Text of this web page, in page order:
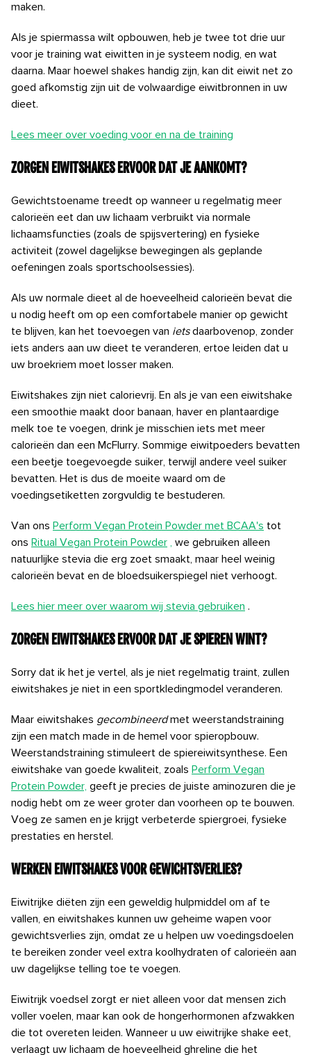
maken.
Als je spiermassa wilt opbouwen, heb je twee tot drie uur
voor je training wat eiwitten in je systeem nodig, en wat
daarna. Maar hoewel shakes handig zijn, kan dit eiwit net zo
goed afkomstig zijn uit de volwaardige eiwitbronnen in uw
dieet.
Lees meer over voeding voor en na de training
Zorgen eiwitshakes ervoor dat je aankomt?
Gewichtstoename treedt op wanneer u regelmatig meer
calorieën eet dan uw lichaam verbruikt via normale
lichaamsfuncties (zoals de spijsvertering) en fysieke
activiteit (zowel dagelijkse bewegingen als geplande
oefeningen zoals sportschoolsessies).
Als uw normale dieet al de hoeveelheid calorieën bevat die
u nodig heeft om op een comfortabele manier op gewicht
te blijven, kan het toevoegen van iets daarbovenop, zonder
iets anders aan uw dieet te veranderen, ertoe leiden dat u
uw broekriem moet losser maken.
Eiwitshakes zijn niet calorievrij. En als je van een eiwitshake
een smoothie maakt door banaan, haver en plantaardige
melk toe te voegen, drink je misschien iets met meer
calorieën dan een McFlurry. Sommige eiwitpoeders bevatten
een beetje toegevoegde suiker, terwijl andere veel suiker
bevatten. Het is dus de moeite waard om de
voedingsetiketten zorgvuldig te bestuderen.
Van ons Perform Vegan Protein Powder met BCAA's tot
ons Ritual Vegan Protein Powder , we gebruiken alleen
natuurlijke stevia die erg zoet smaakt, maar heel weinig
calorieën bevat en de bloedsuikerspiegel niet verhoogt.
Lees hier meer over waarom wij stevia gebruiken .
Zorgen eiwitshakes ervoor dat je spieren wint?
Sorry dat ik het je vertel, als je niet regelmatig traint, zullen
eiwitshakes je niet in een sportkledingmodel veranderen.
Maar eiwitshakes gecombineerd met weerstandstraining
zijn een match made in de hemel voor spieropbouw.
Weerstandstraining stimuleert de spiereiwitsynthese. Een
eiwitshake van goede kwaliteit, zoals Perform Vegan
Protein Powder, geeft je precies de juiste aminozuren die je
nodig hebt om ze weer groter dan voorheen op te bouwen.
Voeg ze samen en je krijgt verbeterde spiergroei, fysieke
prestaties en herstel.
Werken eiwitshakes voor gewichtsverlies?
Eiwitrijke diëten zijn een geweldig hulpmiddel om af te
vallen, en eiwitshakes kunnen uw geheime wapen voor
gewichtsverlies zijn, omdat ze u helpen uw voedingsdoelen
te bereiken zonder veel extra koolhydraten of calorieën aan
uw dagelijkse telling toe te voegen.
Eiwitrijk voedsel zorgt er niet alleen voor dat mensen zich
voller voelen, maar kan ook de hongerhormonen afzwakken
die tot overeten leiden. Wanneer u uw eiwitrijke shake eet,
verlaagt uw lichaam de hoeveelheid ghreline die het